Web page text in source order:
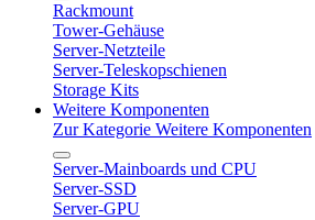
Rackmount
Tower-Gehäuse
Server-Netzteile
Server-Teleskopschienen
Storage Kits
Weitere Komponenten
Zur Kategorie Weitere Komponenten
Server-Mainboards und CPU
Server-SSD
Server-GPU